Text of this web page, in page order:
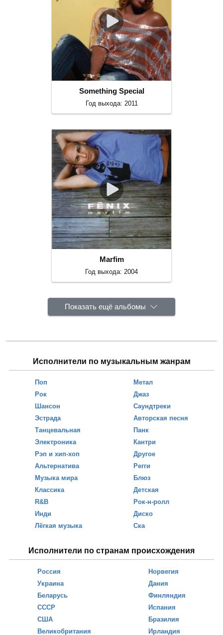
Something Special
Год выхода: 2011
Marfim
Год выхода: 2004
Показать ещё альбомы
Исполнители по музыкальным жанрам
Поп
Рок
Шансон
Эстрада
Танцевальная
Электроника
Рэп и хип-хоп
Альтернатива
Музыка мира
Классика
R&B
Инди
Лёгкая музыка
Метал
Джаз
Саундтреки
Авторская песня
Панк
Кантри
Другое
Регги
Блюз
Детская
Рок-н-ролл
Диско
Ска
Исполнители по странам происхождения
Россия
Украина
Беларусь
СССР
США
Великобритания
Норвегия
Дания
Финляндия
Испания
Бразилия
Ирландия